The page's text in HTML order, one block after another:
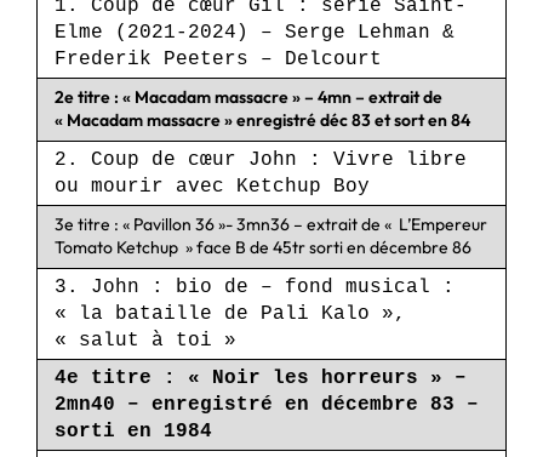
1. Coup de cœur Gil : série Saint-
Elme (2021-2024) – Serge Lehman &
Frederik Peeters – Delcourt
2e titre : « Macadam massacre » – 4mn – extrait de
« Macadam massacre » enregistré déc 83 et sort en 84
2. Coup de cœur John : Vivre libre
ou mourir avec Ketchup Boy
3e titre : « Pavillon 36 »- 3mn36 – extrait de « L’Empereur
Tomato Ketchup » face B de 45tr sorti en décembre 86
3. John : bio de – fond musical :
« la bataille de Pali Kalo »,
« salut à toi »
4e titre : « Noir les horreurs » –
2mn40 – enregistré en décembre 83 –
sorti en 1984